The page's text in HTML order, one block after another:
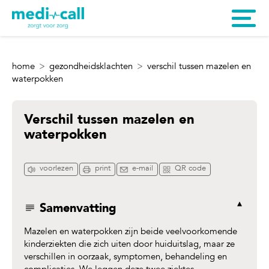
home gezondheidsklachten
verschil tussen mazelen en
waterpokken
Verschil tussen mazelen en
waterpokken
voorlezen print e-mail QR code
Samenvatting
Mazelen en waterpokken zijn beide veelvoorkomende
kinderziekten die zich uiten door huiduitslag, maar ze
verschillen in oorzaak, symptomen, behandeling en